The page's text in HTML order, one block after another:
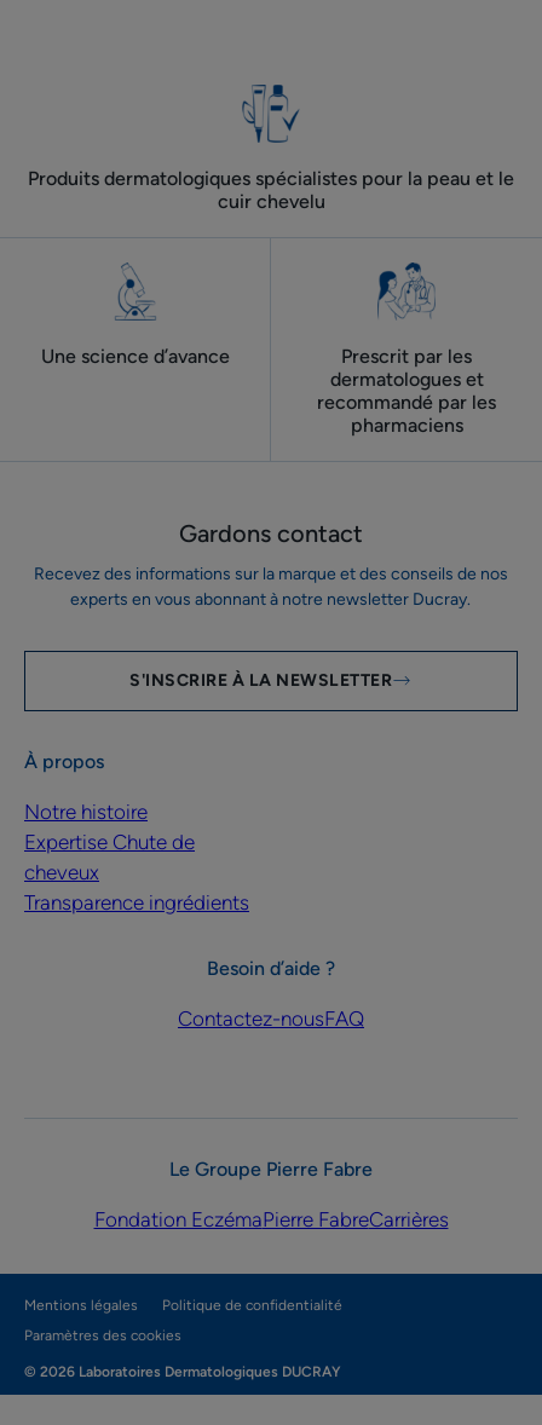
Produits dermatologiques spécialistes pour la peau et le
cuir chevelu
Une science d’avance
Prescrit par les
dermatologues ​et
recommandé par les
pharmaciens
Gardons contact
Recevez des informations sur la marque et des conseils de nos
experts en vous abonnant à notre newsletter Ducray.
S'INSCRIRE À LA NEWSLETTER
À propos
Notre histoire
Expertise Chute de
cheveux
Transparence ingrédients
Besoin d’aide ?
Contactez-nousFAQ
Le Groupe Pierre Fabre
Fondation EczémaPierre FabreCarrières
Mentions légales
Politique de confidentialité
Paramètres des cookies
© 2026 Laboratoires Dermatologiques DUCRAY